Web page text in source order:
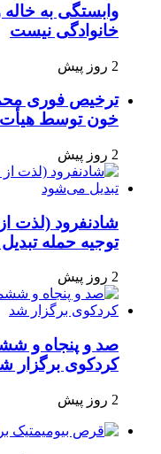
وابستگی به
خانوادگی نیست
2 روز پیش
ترخیص فوری
خون توسط هیأت
2 روز پیش
شادنفرود (لذت از
توجیه حمله
2 روز پیش
صد و پنجاه‌ و
کردکوی برگزار
2 روز پیش